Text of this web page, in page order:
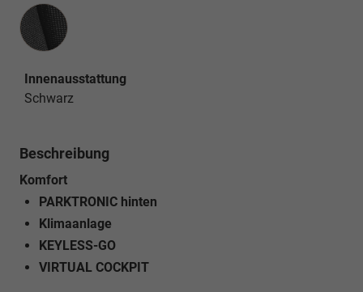
Innenausstattung
Innenausstattung
Schwarz
Beschreibung
Komfort
PARKTRONIC hinten
Klimaanlage
KEYLESS-GO
VIRTUAL COCKPIT